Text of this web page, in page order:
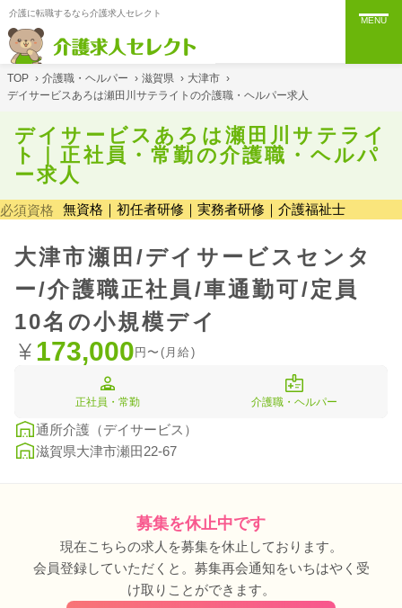
介護に転職するなら介護求人セレクト
MENU
TOP › 介護職・ヘルパー › 滋賀県 › 大津市 ›
デイサービスあろは瀬田川サテライトの介護職・ヘルパー求人
デイサービスあろは瀬田川サテライ
ト｜正社員・常勤の介護職・ヘルパ
ー求人
必須資格 無資格｜初任者研修｜実務者研修｜介護福祉士
大津市瀬田/デイサービスセンタ
ー/介護職正社員/車通勤可/定員
10名の小規模デイ
173,000円〜(月給)
正社員・常勤 介護職・ヘルパー
通所介護（デイサービス）
滋賀県大津市瀬田22-67
募集を休止中です
現在こちらの求人を募集を休止しております。
会員登録していただくと。募集再会通知をいちはやく受
け取りことができます。